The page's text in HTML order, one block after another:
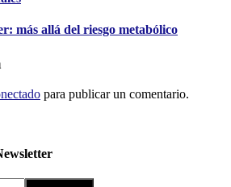
más allá del riesgo metabólico
para publicar un comentario.